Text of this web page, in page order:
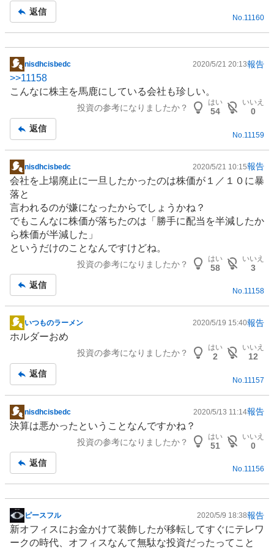
事
返信
No.11160
掲
示
板
nisdhcisbedc 2020/5/21 20:13報告
>>11158
こんなに株主を馬鹿にしている会社も珍しい。
投資の参考になりましたか？
はい
54
いいえ
0
返信
No. 11159
掲
示
板
記
事
nisdhcisbedc 2020/5/21 10:15報告
会社を上場廃止に一旦したかったのは株価が１／１０に暴
落と
言われるのが嫌になったからでしょうかね？
でもこんなに株価が落ちたのは「勝手に配当を半減したか
ら株価が半減した」
というだけのことなんですけどね。
投資の参考になりましたか？
はい
58
いいえ
3
返信
No.11158
掲
示
事
いつものラーメン 2020/5/19 15:40報告
ホルダーおめ
投資の参考になりましたか？
はい
2
いいえ
12
返信
No. 11157
掲
示
事
nisdhcisbedc 2020/5/13 11:14報告
決算は悪かったということなんですかね？
投資の参考になりましたか？
はい
51
いいえ
0
返信
No.11156
掲
示
ピースフル 2020/5/9 18:38報告
新オフィスにお金かけて装飾したが移転してすぐにテレワ
ークの時代、オフィスなんて無駄な投資だったってこと